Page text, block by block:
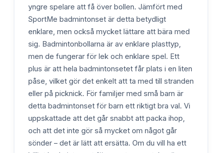
yngre spelare att få över bollen. Jämfört med
SportMe badmintonset är detta betydligt
enklare, men också mycket lättare att bära med
sig. Badmintonbollarna är av enklare plasttyp,
men de fungerar för lek och enklare spel. Ett
plus är att hela badmintonsetet får plats i en liten
påse, vilket gör det enkelt att ta med till stranden
eller på picknick. För familjer med små barn är
detta badmintonset för barn ett riktigt bra val. Vi
uppskattade att det går snabbt att packa ihop,
och att det inte gör så mycket om något går
sönder – det är lätt att ersätta. Om du vill ha ett